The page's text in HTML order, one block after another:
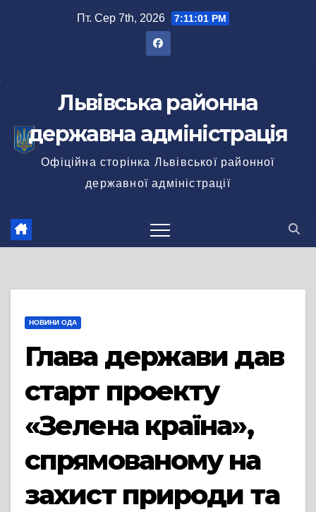
Пт. Сер 7th, 2026 7:11:02 PM
Львівська районна
державна адміністрація
Офіційна сторінка Львівської районної
державної адміністрації
НОВИНИ ОДА
Глава держави дав
старт проекту
«Зелена країна»,
спрямованому на
захист природи та